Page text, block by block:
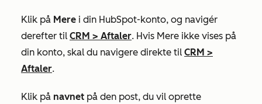
Klik på Mere i din HubSpot-konto, og navigér
derefter til CRM > Aftaler. Hvis Mere ikke vises på
din konto, skal du navigere direkte til CRM >
Aftaler.
Klik på navnet på den post, du vil oprette